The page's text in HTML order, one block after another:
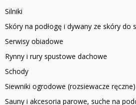
Silniki
Skóry na podłogę i dywany ze skóry do
Serwisy obiadowe
Rynny i rury spustowe dachowe
Schody
Siewniki ogrodowe (rozsiewacze ręczne)
Sauny i akcesoria parowe, suche na